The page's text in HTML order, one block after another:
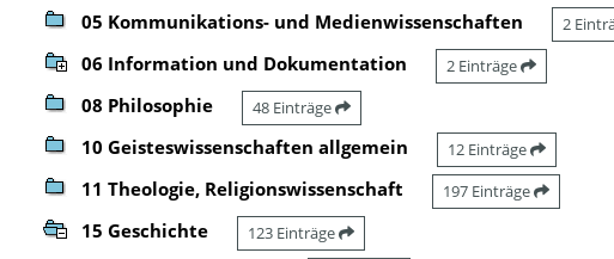
05 Kommunikations- und Medienwissenschaften
2
06 Information und Dokumentation 2 Einträge
08 Philosophie 48 Einträge
10 Geisteswissenschaften allgemein 12 Einträge
11 Theologie, Religionswissenschaft 197 Einträge
15 Geschichte 123 Einträge